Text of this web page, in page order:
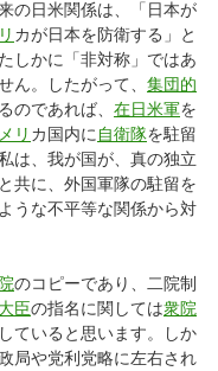
の日米関係は、「日本が
カが日本を防衛する」と
しかに「非対称」ではあ
ん。したがって、 集団的
のであれば、 在日米軍を
リ カ国内に 自衛隊を駐留
は、我が国が、真の独立
共に、外国軍隊の駐留を
うな不平等な関係から対
のコピーであり、二院制
臣の指名に関しては衆院
ていると思います。しか
局や党利党略に左右され